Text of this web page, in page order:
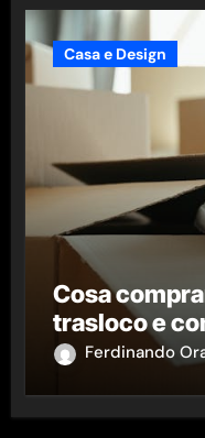
Casa e Design
Cosa
trasloco e
Ferdinando